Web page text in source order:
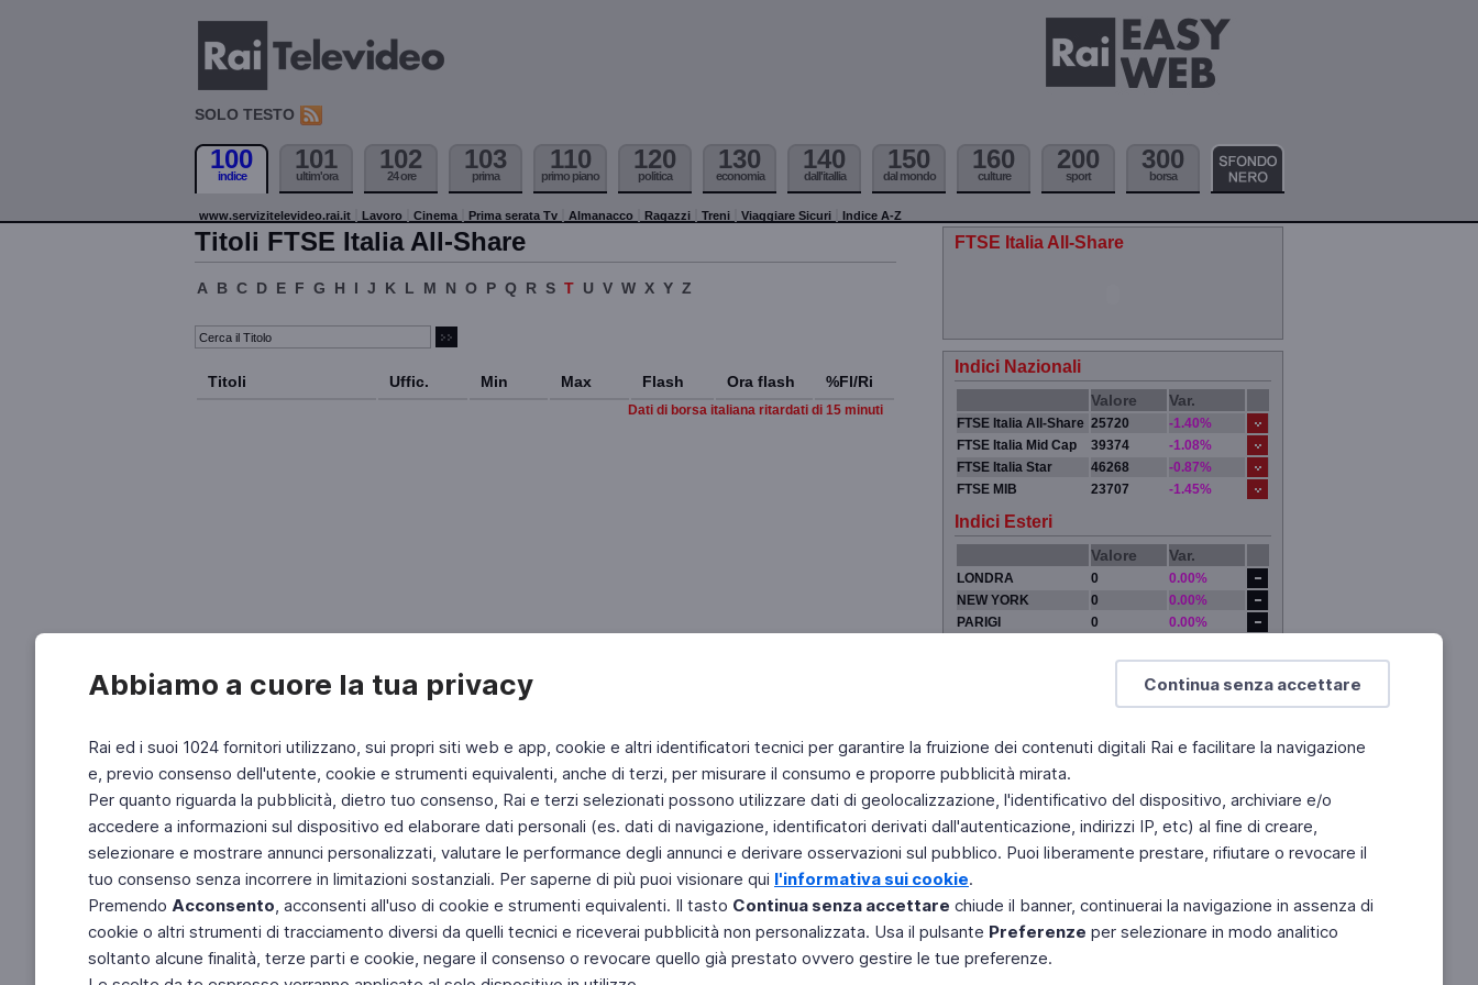
Continua senza accettare
Abbiamo a cuore la tua privacy
Rai ed i suoi 1024 fornitori utilizzano, sui propri siti web e app, cookie e altri identificatori tecnici per garantire la fruizione dei contenuti digitali Rai e facilitare la navigazione
e, previo consenso dell'utente, cookie e strumenti equivalenti, anche di terzi, per misurare il consumo e proporre pubblicità mirata.
Per quanto riguarda la pubblicità, dietro tuo consenso, Rai e terzi selezionati possono utilizzare dati di geolocalizzazione, l'identificativo del dispositivo, archiviare e/o
accedere a informazioni sul dispositivo ed elaborare dati personali (es. dati di navigazione, identificatori derivati dall'autenticazione, indirizzi IP, etc) al fine di creare,
selezionare e mostrare annunci personalizzati, valutare le performance degli annunci e derivare osservazioni sul pubblico. Puoi liberamente prestare, rifiutare o revocare il
tuo consenso senza incorrere in limitazioni sostanziali. Per saperne di più puoi visionare qui l'informativa sui cookie.
Premendo Acconsento, acconsenti all'uso di cookie e strumenti equivalenti. Il tasto Continua senza accettare chiude il banner, continuerai la navigazione in assenza di
cookie o altri strumenti di tracciamento diversi da quelli tecnici e riceverai pubblicità non personalizzata. Usa il pulsante Preferenze per selezionare in modo analitico
soltanto alcune finalità, terze parti e cookie, negare il consenso o revocare quello già prestato ovvero gestire le tue preferenze.
SOLO TESTO
100
indice
101
ultim'ora
102
24 ore
103
prima
110
primo piano
120
politica
130
economia
140
dall'itallia
150
dal mondo
160
culture
200
sport
300
borsa
www.servizitelevideo.rai.it Lavoro Cinema Prima serata Tv Almanacco Ragazzi Treni Viaggiare Sicuri Indice A-Z
Titoli FTSE Italia All-Share
A B C D E F G H I J K L M N O P Q R S T U V W X Y Z
Titoli Uffic. Min Max Flash Ora flash %Fl/Ri
Dati di borsa italiana ritardati di 15 minuti
FTSE Italia All-Share
Indici Nazionali
Valore Var.
FTSE Italia All-Share 25720
-1.40%
FTSE Italia Mid Cap
39374
-1.08%
FTSE Italia Star
46268
-0.87%
FTSE MIB
23707 -1.45%
Indici Esteri
Valore Var.
LONDRA 0
0.00%
NEW YORK
0
0.00%
PARIGI
0
0.00%
Fai di Televideo la tua Home Page Chi Siamo
Copyright © 2011 Rai - Tutti i diritti riservati
Engineered by RAI - Reti e Piattaforme